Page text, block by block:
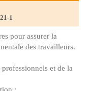
1
pour assurer la
des travailleurs.
et de la